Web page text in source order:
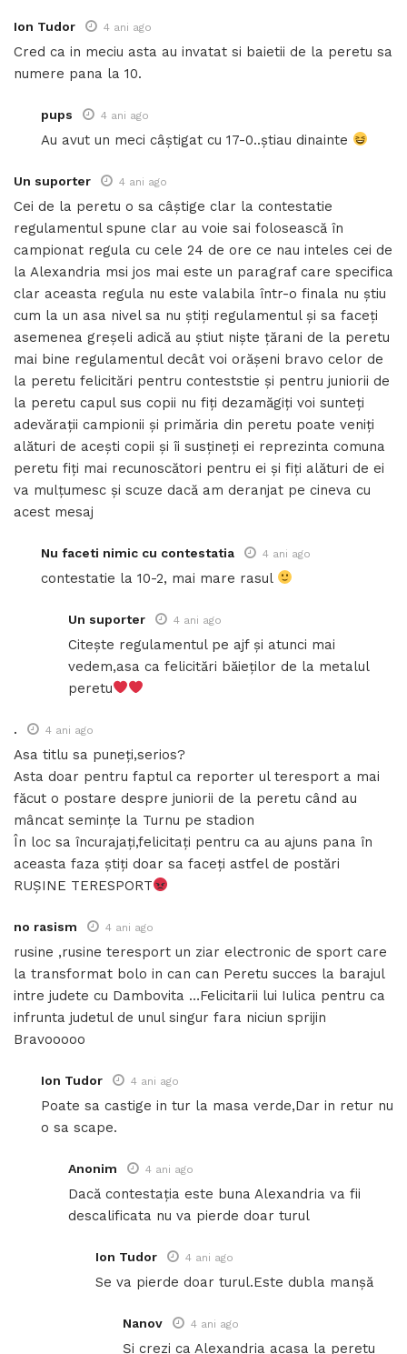
Ion Tudor 4 ani ago
Cred ca in meciu asta au invatat si baietii de la peretu sa
numere pana la 10.
pups 4 ani ago
Au avut un meci câștigat cu 17-0..știau dinainte
Un suporter 4 ani ago
Cei de la peretu o sa câștige clar la contestatie
regulamentul spune clar au voie sai folosească în
campionat regula cu cele 24 de ore ce nau inteles cei de
la Alexandria msi jos mai este un paragraf care specifica
clar aceasta regula nu este valabila într-o finala nu știu
cum la un asa nivel sa nu știți regulamentul și sa faceți
asemenea greșeli adică au știut niște țărani de la peretu
mai bine regulamentul decât voi orășeni bravo celor de
la peretu felicitări pentru conteststie și pentru juniorii de
la peretu capul sus copii nu fiți dezamăgiți voi sunteți
adevărații campionii și primăria din peretu poate veniți
alături de acești copii și îi susțineți ei reprezinta comuna
peretu fiți mai recunoscători pentru ei și fiți alături de ei
va mulțumesc și scuze dacă am deranjat pe cineva cu
acest mesaj
Nu faceti nimic cu contestatia 4 ani ago
contestatie la 10-2, mai mare rasul
Un suporter 4 ani ago
Citește regulamentul pe ajf și atunci mai
vedem,asa ca felicitări băieților de la metalul
peretu
. 4 ani ago
Asa titlu sa puneți,serios?
Asta doar pentru faptul ca reporter ul teresport a mai
făcut o postare despre juniorii de la peretu când au
mâncat semințe la Turnu pe stadion
În loc sa încurajați,felicitați pentru ca au ajuns pana în
aceasta faza știți doar sa faceți astfel de postări
RUȘINE TERESPORT
no rasism 4 ani ago
rusine ,rusine teresport un ziar electronic de sport care
la transformat bolo in can can Peretu succes la barajul
intre judete cu Dambovita …Felicitarii lui Iulica pentru ca
infrunta judetul de unul singur fara niciun sprijin
Bravooooo
Ion Tudor 4 ani ago
Poate sa castige in tur la masa verde,Dar in retur nu
o sa scape.
Anonim 4 ani ago
Dacă contestația este buna Alexandria va fii
descalificata nu va pierde doar turul
Ion Tudor 4 ani ago
Se va pierde doar turul.Este dubla manșă
Nanov 4 ani ago
Și crezi ca Alexandria acasa la peretu